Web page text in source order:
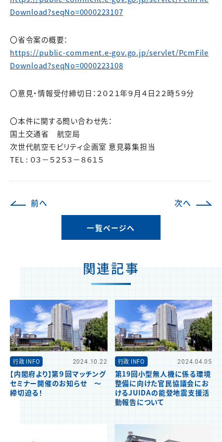
Download?seqNo=0000223107
〇省令案の概要：
https://public-comment.e-gov.go.jp/servlet/PcmFile
Download?seqNo=0000223108
〇意見・情報受付締切日：２０２１年９月４日２２時５９分
〇本件に関する問い合わせ先：
国土交通省 航空局
次世代航空モビリティ企画室 意見募集担当
TEL : ０３－５２５３－８６１５
前へ 次へ
一覧ページへ
関連記事
行政 INFO 2024.10.22
【内閣府より】第９回マッチング
セミナー開催のお知らせ ～
締切迫る！
行政 INFO 2024.04.05
第19回小型無人機に係る環境
整備に向けた官民協議会にお
けるJUIDAの能登地震支援活
動報告について